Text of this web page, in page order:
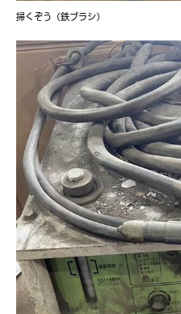
掃くぞう（鉄ブラシ）